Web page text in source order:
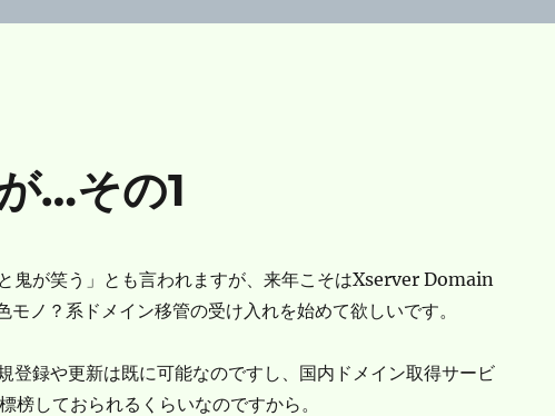
…その1
鬼が笑う」とも言われますが、来年こそはXserver Domain
モノ？系ドメイン移管の受け入れを始めて欲しいです。
登録や更新は既に可能なのですし、国内ドメイン取得サービ
榜しておられるくらいなのですから。